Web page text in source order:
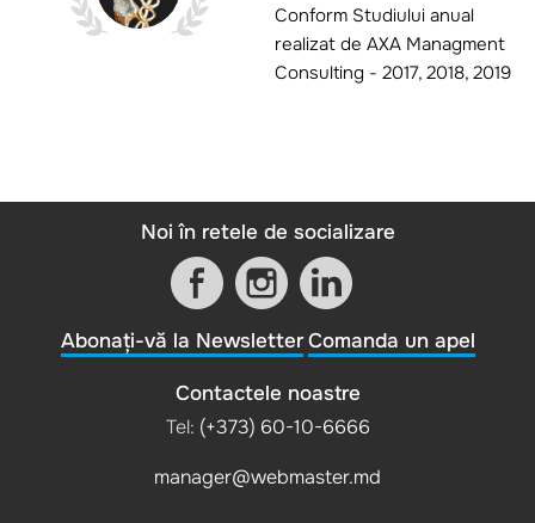
Conform Studiului anual
realizat de AXA Managment
Consulting - 2017, 2018, 2019
Noi în retele de socializare
Abonați-vă la Newsletter Comanda un apel
Contactele noastre
Tel: (+373) 60-10-6666
manager@webmaster.md